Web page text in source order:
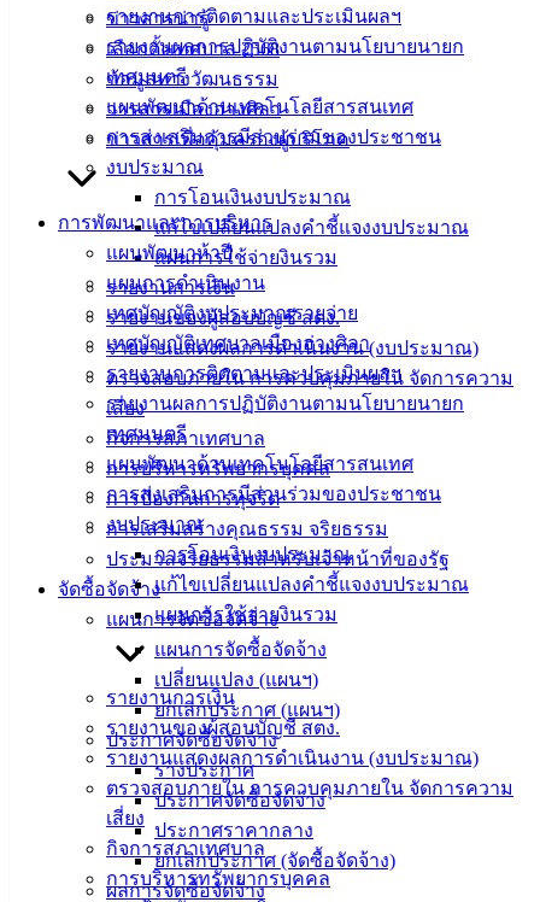
รายงานการติดตามและประเมินผลฯ
รายงานผลการปฏิบัติงานตามนโยบายนายก
เทศมนตรี
แผนพัฒนาด้านเทคโนโลยีสารสนเทศ
การส่งเสริมการมีส่วนร่วมของประชาชน
งบประมาณ
การโอนเงินงบประมาณ
แก้ไขเปลี่ยนแปลงคำชี้แจงงบประมาณ
แผนการใช้จ่ายงินรวม
รายงานการเงิน
รายงานของผู้สอบบัญชี สตง.
รายงานแสดงผลการดำเนินงาน (งบประมาณ)
ตรวจสอบภายใน การควบคุมภายใน จัดการความ
เสี่ยง
กิจการสภาเทศบาล
การบริหารทรัพยากรบุคคล
การป้องกันการทุจริต
การเสริมสร้างคุณธรรม จริยธรรม
ประมวลจริยธรรมสำหรับเจ้าหน้าที่ของรัฐ
จัดซื้อจัดจ้าง
แผนการจัดซื้อจัดจ้าง
แผนการจัดซื้อจัดจ้าง
เปลี่ยนแปลง (แผนฯ)
ยกเลิกประกาศ (แผนฯ)
ประกาศจัดซื้อจัดจ้าง
ร่างประกาศ
ประกาศจัดซื้อจัดจ้าง
ประกาศราคากลาง
ยกเลิกประกาศ (จัดซื้อจัดจ้าง)
ผลการจัดซื้อจัดจ้าง
ข่าวสารน่ารู้
เลือกตั้งเทศบาล 2568
ข้อมูลทางวัฒนธรรม
วารสารเมืองอ่างศิลา
ข่าวสารเพื่อคุ้มครองผู้บริโภค
การพัฒนาและการบริหาร
แผนพัฒนาห้าปี
แผนการดำเนินงาน
เทศบัญญัติงบประมาณรายจ่าย
เทศบัญญัติเทศบาลเมืองอ่างศิลา
รายงานการติดตามและประเมินผลฯ
รายงานผลการปฏิบัติงานตามนโยบายนายก
เทศมนตรี
แผนพัฒนาด้านเทคโนโลยีสารสนเทศ
การส่งเสริมการมีส่วนร่วมของประชาชน
งบประมาณ
การโอนเงินงบประมาณ
แก้ไขเปลี่ยนแปลงคำชี้แจงงบประมาณ
แผนการใช้จ่ายงินรวม
รายงานการเงิน
รายงานของผู้สอบบัญชี สตง.
รายงานแสดงผลการดำเนินงาน (งบประมาณ)
ตรวจสอบภายใน การควบคุมภายใน จัดการความ
เสี่ยง
กิจการสภาเทศบาล
การบริหารทรัพยากรบุคคล
ข่าวสาร
ข่าวสาร
อิเล็กทรอนิกส์
องค์
ความรู้
(Knowledge
Management)
เทศบาล
สายตรง
นายก
ประวัติ
เทศบาล
ผู้บริหาร
ส่วน
ราชการ
สภา
เทศบาล
สงวนลิขสิทธิ์ © 2563 เทศบาลเมืองอ่างศิลา จังหวัดชลบุรี |
angsilacity.go.th | Powered byBuuscript